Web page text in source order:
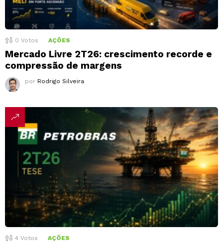
0 Votos AÇÕES
Mercado Livre 2T26: crescimento recorde e
compressão de margens
por Rodrigo Silveira
4 Votos AÇÕES